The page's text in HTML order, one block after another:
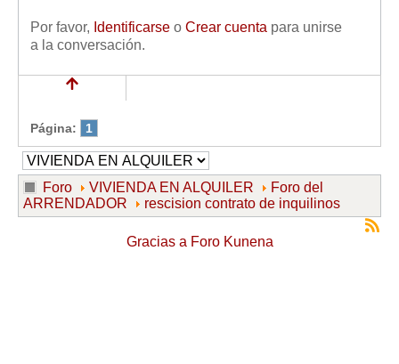
Por favor, Identificarse o Crear cuenta para unirse
a la conversación.
Página: 1
Foro VIVIENDA EN ALQUILER
Foro del
ARRENDADOR
rescision contrato de inquilinos
Gracias a Foro Kunena